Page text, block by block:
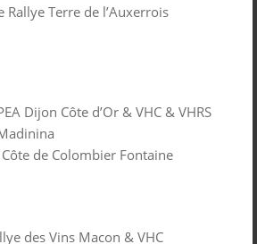
Rallye Terre de l’Auxerrois
Dijon Côte d’Or & VHC & VHRS
de Colombier Fontaine
des Vins Macon & VHC